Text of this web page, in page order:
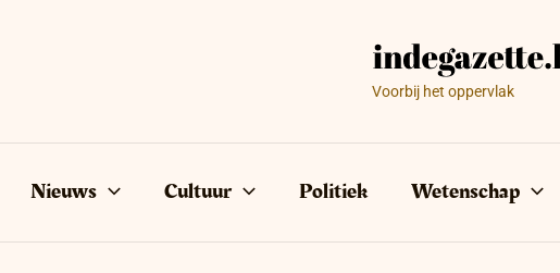
Voorbij het oppervlak
Nieuws Cultuur Politiek Wetenschap